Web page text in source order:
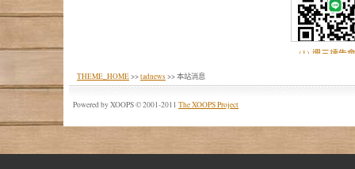
(1) 週三禱告
THEME_HOME>>tadnews>> 本站消息
Powered by XOOPS © 2001-2011 The XOOPS Project